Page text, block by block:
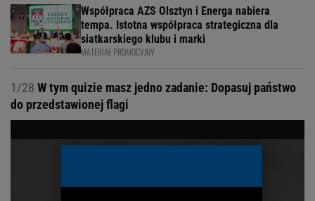
Współpraca AZS Olsztyn i Energa nabiera
tempa. Istotna współpraca strategiczna dla
siatkarskiego klubu i marki
MATERIAŁ PROMOCYJNY
1/28 W tym quizie masz jedno zadanie: Dopasuj państwo
do przedstawionej flagi